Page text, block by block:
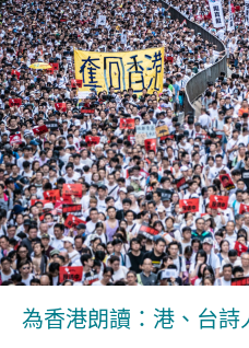
為香港朗讀：港、台